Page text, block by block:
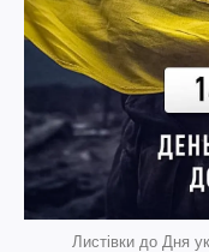
Листівки до Дня